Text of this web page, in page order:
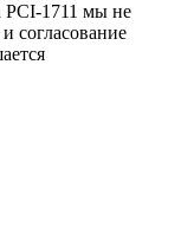
PCI-1711 мы не
согласование